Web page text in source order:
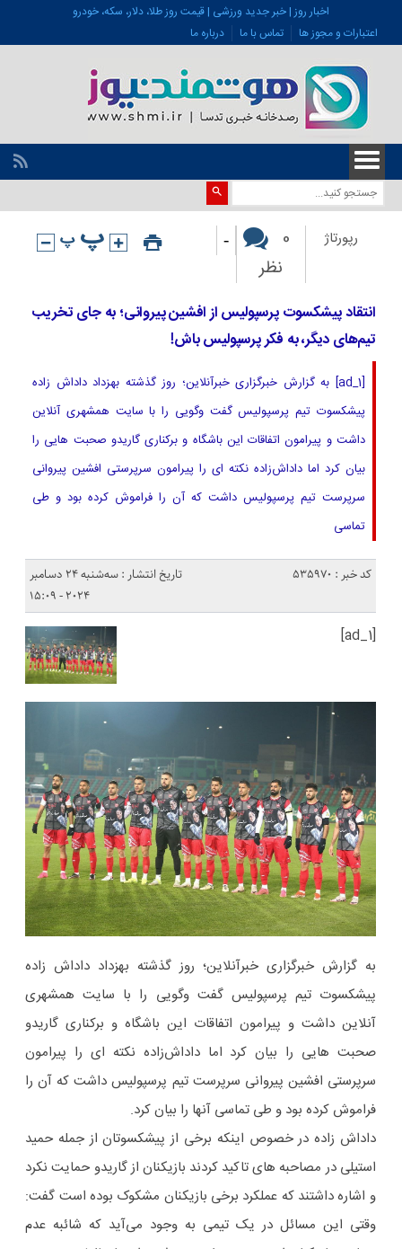
اخبار روز | خبر جدید ورزشی | قیمت روز طلا، دلار، سکه، خودرو
اعتبارات و مجوز ها
تماس با ما درباره ما
رپورتاژ
0
نظر
-
انتقاد پیشکسوت پرسپولیس از افشین پیروانی؛ به جای تخریب
تیم‌های دیگر، به فکر پرسپولیس باش!
[ad_1] به گزارش خبرگزاری خبرآنلاین؛ روز گذشته بهزداد داداش زاده
پیشکسوت تیم پرسپولیس گفت وگویی را با سایت همشهری آنلاین
داشت و پیرامون اتفاقات این باشگاه و برکناری گاریدو صحبت هایی را
بیان کرد اما داداش‌زاده نکته ای را پیرامون سرپرستی افشین پیروانی
سرپرست تیم پرسپولیس داشت که آن را فراموش کرده بود و طی
تماسی
کد خبر : 535970
تاریخ انتشار : سه‌شنبه 24 دسامبر
2024 - 15:09
[ad_1]
به گزارش خبرگزاری خبرآنلاین؛ روز گذشته بهزداد داداش زاده
پیشکسوت تیم پرسپولیس گفت وگویی را با سایت همشهری
آنلاین داشت و پیرامون اتفاقات این باشگاه و برکناری گاریدو
صحبت هایی را بیان کرد اما داداش‌زاده نکته ای را پیرامون
سرپرستی افشین پیروانی سرپرست تیم پرسپولیس داشت که آن را
فراموش کرده بود و طی تماسی آنها را بیان کرد.
داداش زاده در خصوص اینکه برخی از پیشکسوتان از جمله حمید
استیلی در مصاحبه های تاکید کردند بازیکنان از گاریدو حمایت نکرد
و اشاره داشتند که عملکرد برخی بازیکنان مشکوک بوده است گفت:
وقتی این مسائل در یک تیمی به وجود می‌آید که شائبه عدم